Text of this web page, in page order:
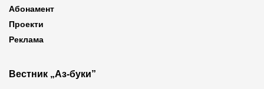
Абонамент
Проекти
Реклама
Вестник „Аз-буки”